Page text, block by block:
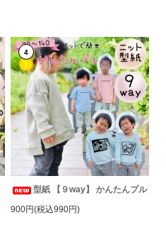
4
型紙 【９way】 かんたんプル
900円(税込990円)